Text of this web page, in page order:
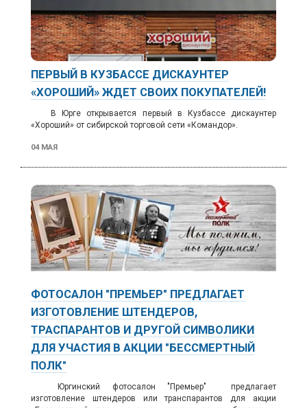
ПЕРВЫЙ В КУЗБАССЕ ДИСКАУНТЕР
«ХОРОШИЙ» ЖДЕТ СВОИХ ПОКУПАТЕЛЕЙ!
В Юрге открывается первый в Кузбассе дискаунтер
«Хороший» от сибирской торговой сети «Командор».
04 МАЯ
ФОТОСАЛОН "ПРЕМЬЕР" ПРЕДЛАГАЕТ
ИЗГОТОВЛЕНИЕ ШТЕНДЕРОВ,
ТРАСПАРАНТОВ И ДРУГОЙ СИМВОЛИКИ
ДЛЯ УЧАСТИЯ В АКЦИИ "БЕССМЕРТНЫЙ
ПОЛК"
Юргинский фотосалон "Премьер" предлагает
изготовление штендеров или транспарантов для акции